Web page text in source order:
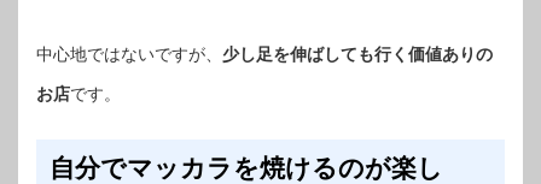
中心地ではないですが、 少し足を伸ばしても行く価値ありの
お店です。
自分でマッカラを焼けるのが楽し